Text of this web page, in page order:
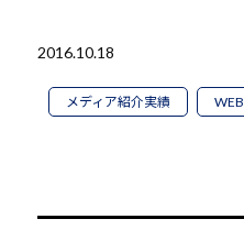
2016.10.18
メディア紹介実績 WEB